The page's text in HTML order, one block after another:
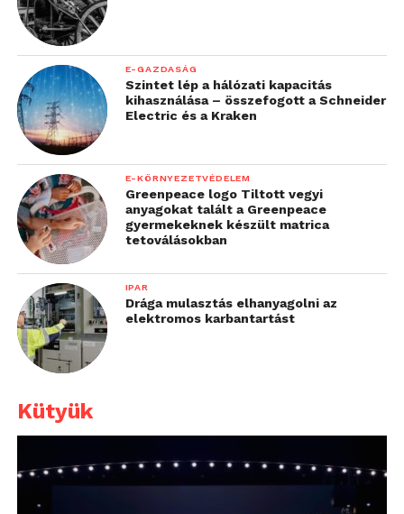
E-GAZDASÁG
Szintet lép a hálózati kapacitás
kihasználása – összefogott a Schneider
Electric és a Kraken
E-KÖRNYEZETVÉDELEM
Greenpeace logo Tiltott vegyi
anyagokat talált a Greenpeace
gyermekeknek készült matrica
tetoválásokban
IPAR
Drága mulasztás elhanyagolni az
elektromos karbantartást
Kütyük